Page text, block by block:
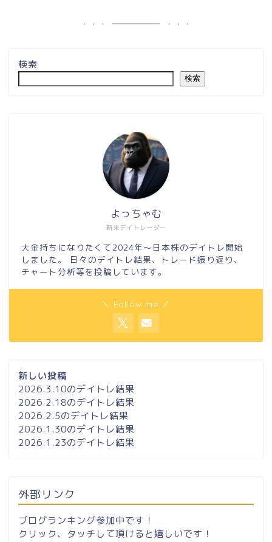
検索
検索
新米デイトレーダー
よっちゃむ
大金持ちになりたくて2024年～日本株のデイトレ開始
しました。 日々のデイトレ結果、トレード振り返り、
チャート分析等を投稿しています。
＼ Follow me ／
新しい投稿
2026.3.10のデイトレ結果
2026.2.18のデイトレ結果
2026.2.5のデイトレ結果
2026.1.30のデイトレ結果
2026.1.23のデイトレ結果
外部リンク
ブログランキング参加中です！
クリック、タッチして頂けると嬉しいです！